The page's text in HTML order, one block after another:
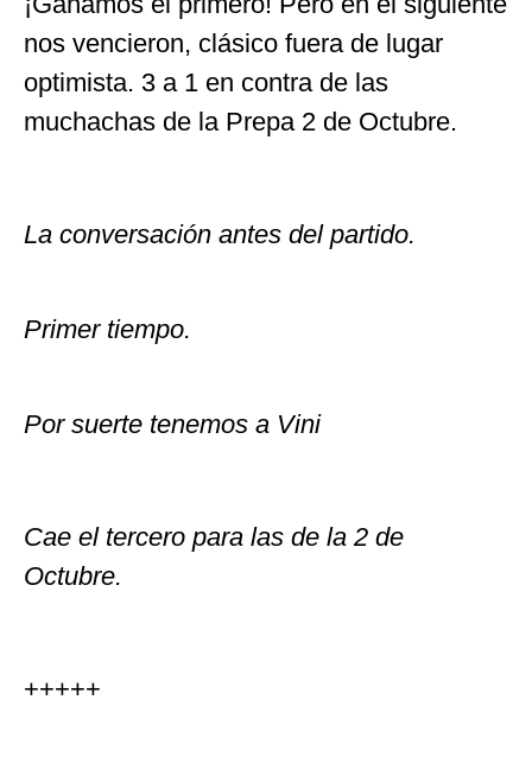
nos vencieron, clásico fuera de lugar
optimista. 3 a 1 en contra de las
muchachas de la Prepa 2 de Octubre.
La conversación antes del partido.
Primer tiempo.
Por suerte tenemos a Vini
Cae el tercero para las de la 2 de
Octubre.
+++++